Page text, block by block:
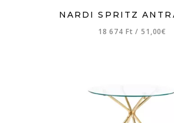
NARDI SPRITZ
18 674 Ft/ 51,00€